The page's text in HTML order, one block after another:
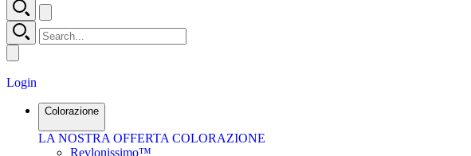
Login
Colorazione
LA NOSTRA OFFERTA COLORAZIONE
Revlonissimo™